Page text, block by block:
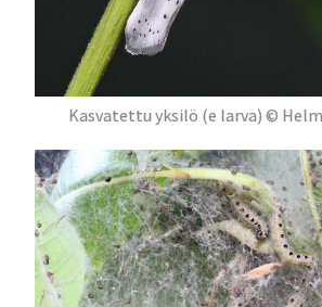
Kasvatettu yksilö (e larva) ©